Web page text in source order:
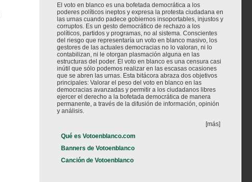
El voto en blanco es una bofetada democrática a los
poderes políticos ineptos y expresa la protesta ciudadana en
las urnas cuando padece gobiernos insoportables, injustos y
corruptos. Es un gesto democrático de rechazo a los
políticos, partidos y programas, no al sistema. Conscientes
del riesgo que representaría un voto en blanco masivo, los
gestores de las actuales democracias no lo valoran, ni lo
contabilizan, ni le otorgan plasmación alguna en las
estructuras del poder. El voto en blanco es una censura casi
inútil que sólo podemos realizar en las escasas ocasiones
que se abren las urnas. Esta bitácora abraza dos objetivos
principales: Valorar el peso del voto en blanco en las
democracias avanzadas y permitir a los ciudadanos libres
ejercer el derecho a la bofetada democrática de manera
permanente, a través de la difusión de información, opinión
y análisis.
[más]
Qué es Votoenblanco.com
Banners de Votoenblanco
Canción de Votoenblanco